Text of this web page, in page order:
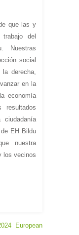
que las y
del
Nuestras
social
derecha,
en la
economía
ciudadanía
EH Bildu
nuestra
los vecinos
European